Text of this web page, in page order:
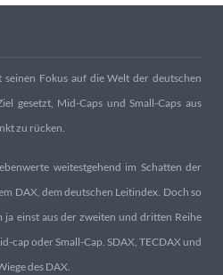
Fokus auf die Welt der deutschen
gesetzt, Mid-Caps und Small-Caps aus
zu rücken.
weitestgehend im Schatten der
DAX, dem deutschen Leitindex. Doch so
ja einst aus der zweiten und dritten Reihe
cap oder Small-Cap. SDAX, TECDAX und
des DAX.